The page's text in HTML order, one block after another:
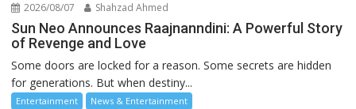
2026/08/07 Shahzad Ahmed
Sun Neo Announces Raajnanndini: A Powerful Story
of Revenge and Love
Some doors are locked for a reason. Some secrets are hidden
for generations. But when destiny...
Entertainment News & Entertainment